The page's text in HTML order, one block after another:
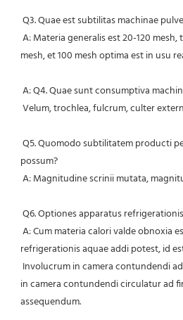
Q3. Quae est subtilitas machinae
mesh, et 100 mesh optima est in usu
A: Q4. Quae sunt consumptiva
Velum, trochlea, fulcrum, culter
possum?
A: Magnitudine scrinii mutata,
Q6. Optiones apparatus
refrigerationis aquae addi potest, id
in camera contundendi circulatur ad
assequendum.